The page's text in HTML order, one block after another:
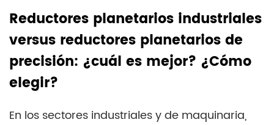
Reductores planetarios industriales
versus reductores planetarios de
precisión: ¿cuál es mejor? ¿Cómo
elegir?
En los sectores industriales y de maquinaria,